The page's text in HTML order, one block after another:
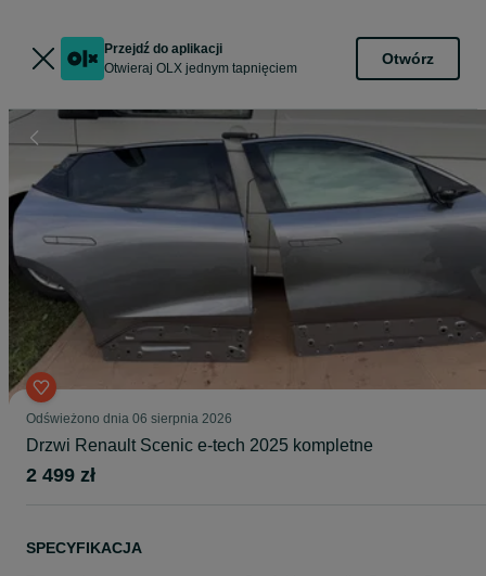
Przejdź do aplikacji
Otwieraj OLX jednym tapnięciem
Otwórz
Odświeżono dnia 06 sierpnia 2026
Drzwi Renault Scenic e-tech 2025 kompletne
2 499 zł
SPECYFIKACJA